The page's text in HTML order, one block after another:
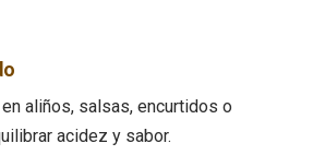
aliños, salsas, encurtidos o
acidez y sabor.